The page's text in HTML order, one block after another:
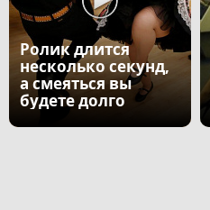
Ролик длится
несколько секунд,
а смеяться вы
будете долго